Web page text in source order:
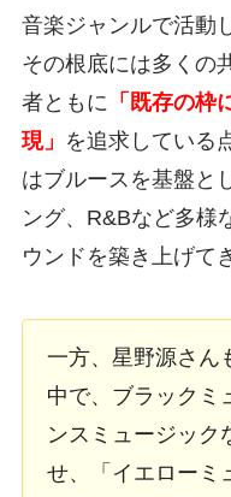
音楽ジャンルで活動
その根底には多くの
者ともに 「既存の
現」 を追求している
はブルースを基盤と
ング、R&Bなど多様
ウンドを築き上げて
一方、星野源さん
中で、ブラックミ
ンスミュージック
せ、「イエローミ